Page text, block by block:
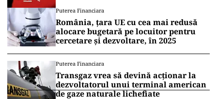
Puterea Financiara
România, țara UE cu cea mai redusă
alocare bugetară pe locuitor pentru
cercetare și dezvoltare, în 2025
Puterea Financiara
Transgaz vrea să devină acționar la
dezvoltatorul unui terminal american
de gaze naturale lichefiate